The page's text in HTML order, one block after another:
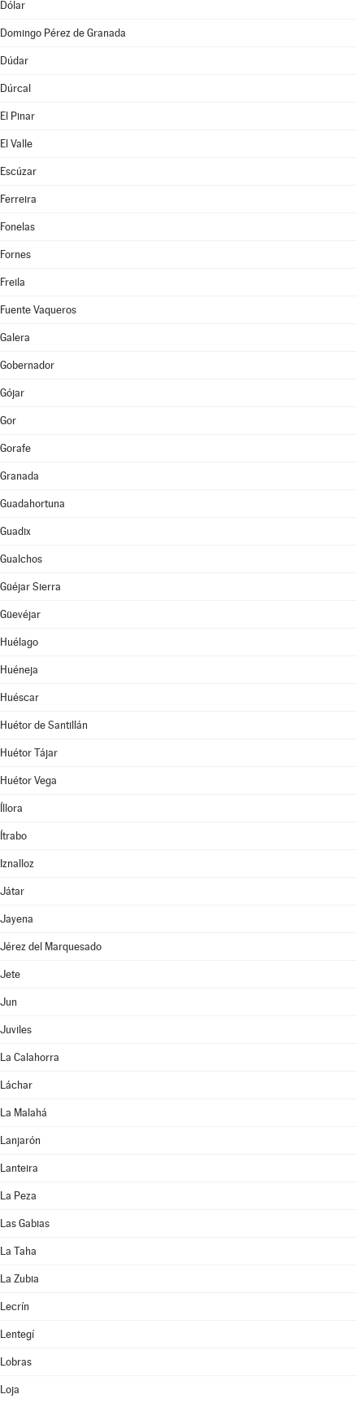
Dólar
Domingo Pérez de Granada
Dúdar
Dúrcal
El Pinar
El Valle
Escúzar
Ferreira
Fonelas
Fornes
Freila
Fuente Vaqueros
Galera
Gobernador
Gójar
Gor
Gorafe
Granada
Guadahortuna
Guadix
Gualchos
Güéjar Sierra
Güevéjar
Huélago
Huéneja
Huéscar
Huétor de Santillán
Huétor Tájar
Huétor Vega
Íllora
Ítrabo
Iznalloz
Játar
Jayena
Jérez del Marquesado
Jete
Jun
Juviles
La Calahorra
Láchar
La Malahá
Lanjarón
Lanteira
La Peza
Las Gabias
La Taha
La Zubia
Lecrín
Lentegí
Lobras
Loja